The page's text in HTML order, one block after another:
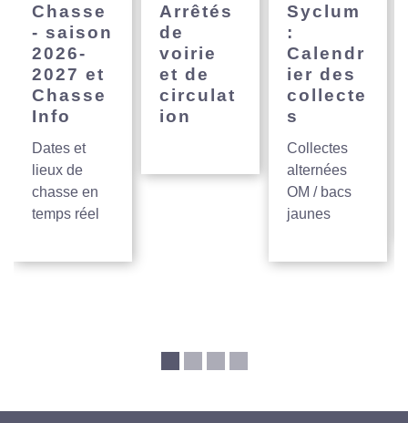
Chasse
- saison
2026-
2027 et
Chasse
Info
Dates et
lieux de
chasse en
temps réel
Arrêtés
de
voirie
et de
circulat
ion
Syclum
:
Calendr
ier des
collecte
s
Collectes
alternées
OM / bacs
jaunes